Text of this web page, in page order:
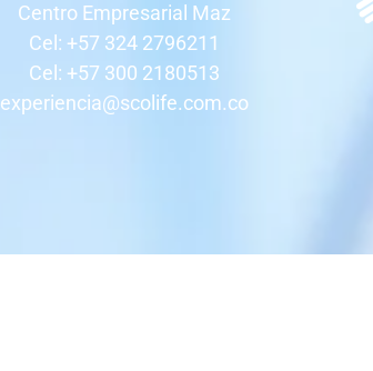
Centro Empresarial Maz
Cel: +57 324 2796211
Cel: +57 300 2180513
experiencia@scolife.com.co